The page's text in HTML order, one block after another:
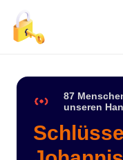
87
unseren